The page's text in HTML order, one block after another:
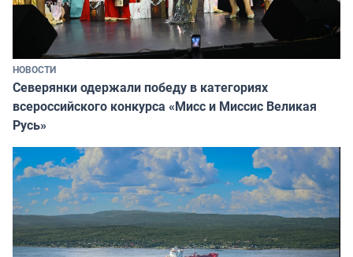
НОВОСТИ
Северянки одержали победу в категориях
всероссийского конкурса «Мисс и Миссис Великая
Русь»